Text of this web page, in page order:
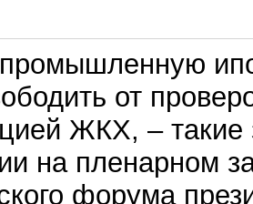
от
ЖКХ, – такие
на пленарном
форума